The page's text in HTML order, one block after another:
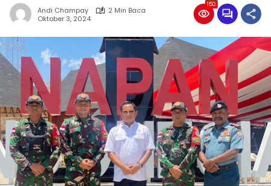
Andi Champay
2 Min Baca
Oktober 3, 2024
150